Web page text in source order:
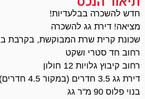
חדש להשכרה בבלעדיות!
מציאה! דירת גג להשכרה
שכונת קרית שרת המבוקשת, בקרבת
רחוב חד סטרי ושקט
רחוב קיבוץ גלויות 12 חולון
בנוי פלוס 90 מ"ר גג